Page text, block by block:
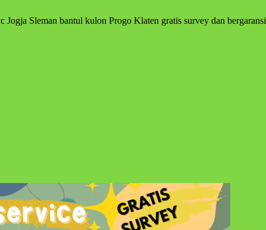
Sleman bantul kulon Progo Klaten gratis survey dan bergaransi